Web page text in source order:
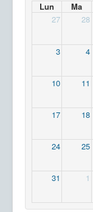
Lun Ma
27
28
3 4
10 11
17 18
24 25
31 1